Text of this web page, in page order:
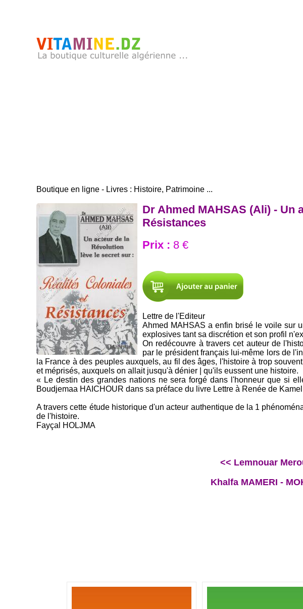
Boutique en ligne - Livres : Histoire, Patrimoine ...
Dr Ahmed MAHSAS (Ali) - Un
Résistances
Prix : 8 €
Lettre de l'Editeur
Ahmed MAHSAS a enfin brisé le voile sur
explosives tant sa discrétion et son profil
On redécouvre à travers cet auteur de
par le président français lui-même lors de
la France à des peuples auxquels, au fil des âges, l'histoire à trop
et méprisés, auxquels on allait jusqu'à dénier | qu'ils eussent une histoire.
« Le destin des grandes nations ne sera forgé dans l'honneur que si
Boudjemaa HAICHOUR dans sa préface du livre Lettre à Renée de
A travers cette étude historique d'un acteur authentique de la 1
de l'histoire.
Fayçal HOLJMA
<< Lemnouar
Khalfa MAMERI -